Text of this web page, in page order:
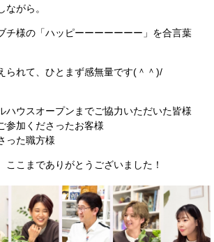
ながら。
チ様の「ハッピーーーーーーー」を合言葉
られて、ひとまず感無量です(＾＾)/
ハウスオープンまでご協力いただいた皆様
参加くださったお客様
った職方様
ここまでありがとうございました！